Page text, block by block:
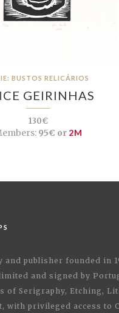
BUSTOS RELICÁRIOS
GEIRINHAS
130€
95€ or 2M
and publisher founded in
and signed by
of Serigraphy, Etching,
with privileged access to